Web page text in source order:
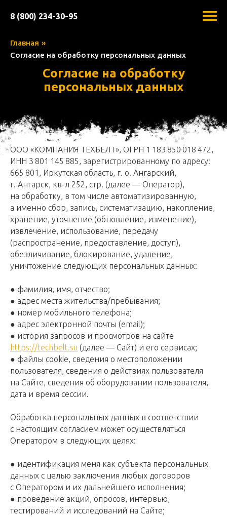
8 (800) 234-30-95
Главная »
Согласие на обработку персональных данных
Согласие на обработку
персональных данных
Настоящим я выражаю своё согласие
ООО «КОМПАНИЯ ТЕХБЕЛТ», ОГРН 1 183 850 018 472,
ИНН 3 801 145 885, зарегистрированному по адресу:
665 801, Иркутская область, г. о. Ангарский,
г. Ангарск, кв-л 252, стр. (далее — Оператор),
на обработку, в том числе автоматизированную,
а именно сбор, запись, систематизацию, накопление,
хранение, уточнение (обновление, изменение),
извлечение, использование, передачу
(распространение, предоставление, доступ),
обезличивание, блокирование, удаление,
уничтожение следующих персональных данных:
● фамилия, имя, отчество;
● адрес места жительства/пребывания;
● номер мобильного телефона;
● адрес электронной почты (email);
● история запросов и просмотров на сайте
https://techbelt.su (далее — Сайт) и его сервисах;
● файлы cookie, сведения о местоположении
пользователя, сведения о действиях пользователя
на Сайте, сведения об оборудовании пользователя,
дата и время сессии.
Обработка персональных данных в соответствии
с настоящим согласием может осуществляться
Оператором в следующих целях:
● идентификация меня как субъекта персональных
данных с целью заключения любых договоров
с Оператором и их дальнейшего исполнения;
● проведение акций, опросов, интервью,
тестирований и исследований на Сайте;